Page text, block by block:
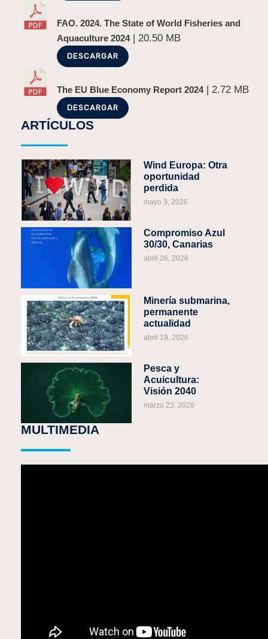
FAO. 2024. The State of World Fisheries and
Aquaculture 2024| 20.50 MB
DESCARGAR
The EU Blue Economy Report 2024| 2.72 MB
DESCARGAR
ARTÍCULOS
Wind Europa: Otra
oportunidad
perdida
mayo 3, 2026
Compromiso Azul
30/30, Canarias
abril 26, 2026
Minería submarina,
permanente
actualidad
abril 19, 2026
Pesca y
Acuicultura:
Visión 2040
marzo 23, 2026
MULTIMEDIA